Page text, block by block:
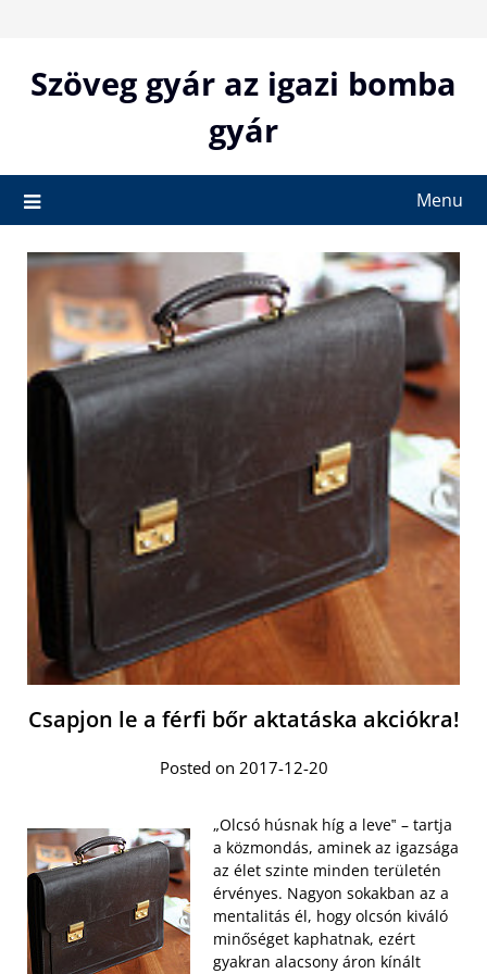
contentSzöveg gyár az igazi bomba
gyár
Menu
Csapjon le a férfi bőr aktatáska akciókra!
Posted on 2017-12-20
„Olcsó húsnak híg a leve‟ – tartja
a közmondás, aminek az igazsága
az élet szinte minden területén
érvényes. Nagyon sokakban az a
mentalitás él, hogy olcsón kiváló
minőséget kaphatnak, ezért
gyakran alacsony áron kínált